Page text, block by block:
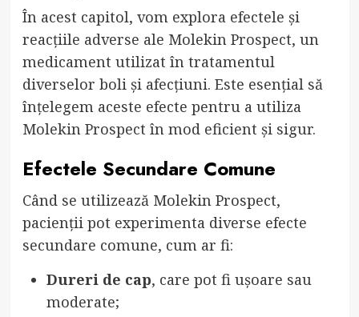
În acest capitol, vom explora efectele și
reacțiile adverse ale Molekin Prospect, un
medicament utilizat în tratamentul
diverselor boli și afecțiuni. Este esențial să
înțelegem aceste efecte pentru a utiliza
Molekin Prospect în mod eficient și sigur.
Efectele Secundare Comune
Când se utilizează Molekin Prospect,
pacienții pot experimenta diverse efecte
secundare comune, cum ar fi:
Dureri de cap, care pot fi ușoare sau
moderate;